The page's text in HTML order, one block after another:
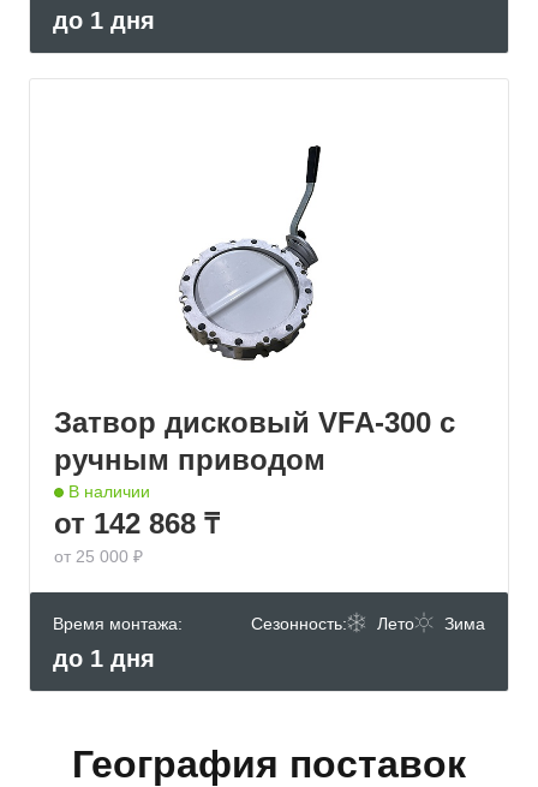
до 1 дня
Затвор дисковый VFA-300 с
ручным приводом
В наличии
от 142 868 ₸
от 25 000 ₽
Время монтажа:
до 1 дня
Сезонность: Лето Зима
География поставок